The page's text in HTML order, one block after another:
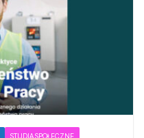
STUDIA SPOŁECZNE